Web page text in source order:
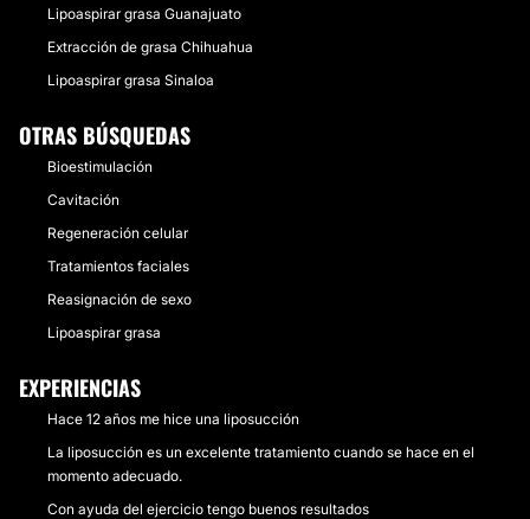
Lipoaspirar grasa Guanajuato
Extracción de grasa Chihuahua
Lipoaspirar grasa Sinaloa
OTRAS BÚSQUEDAS
Bioestimulación
Cavitación
Regeneración celular
Tratamientos faciales
Reasignación de sexo
Lipoaspirar grasa
EXPERIENCIAS
Hace 12 años me hice una liposucción
La liposucción es un excelente tratamiento cuando se hace en el
momento adecuado.
Con ayuda del ejercicio tengo buenos resultados